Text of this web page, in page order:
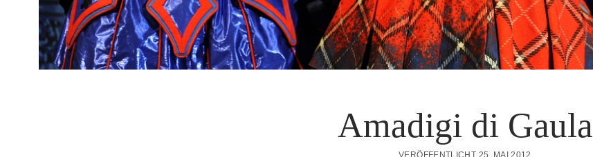
Amadigi di Gaula
VERÖFFENTLICHT 25. MAI 2012